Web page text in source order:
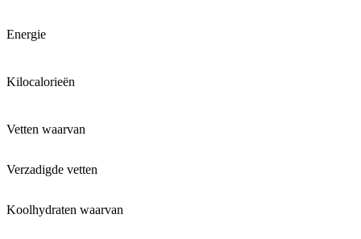
Energie
Kilocalorieën
Vetten waarvan
Verzadigde vetten
Koolhydraten waarvan